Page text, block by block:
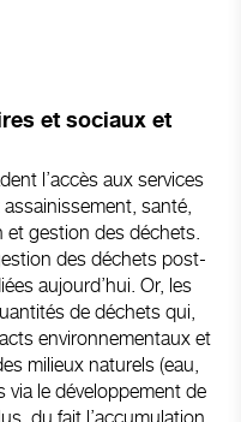
et sociaux et
l’accès aux services
santé,
gestion des déchets.
des déchets post-
aujourd’hui. Or, les
de déchets qui,
environnementaux et
milieux naturels (eau,
via le développement de